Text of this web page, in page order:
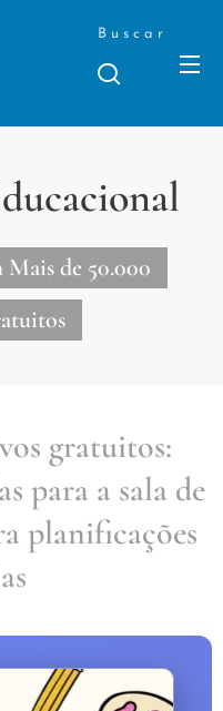
Buscar
de 50.000
gratuitos:
para a sala de
planificações